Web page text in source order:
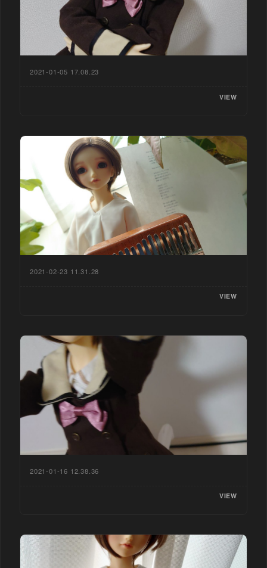
2021-01-05 17.08.23
VIEW
2021-02-23 11.31.28
VIEW
2021-01-16 12.38.36
VIEW